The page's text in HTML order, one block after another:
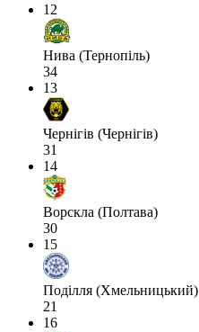
12
Нива (Тернопіль)
34
13
Чернігів (Чернігів)
31
14
Ворскла (Полтава)
30
15
Поділля (Хмельницький)
21
16